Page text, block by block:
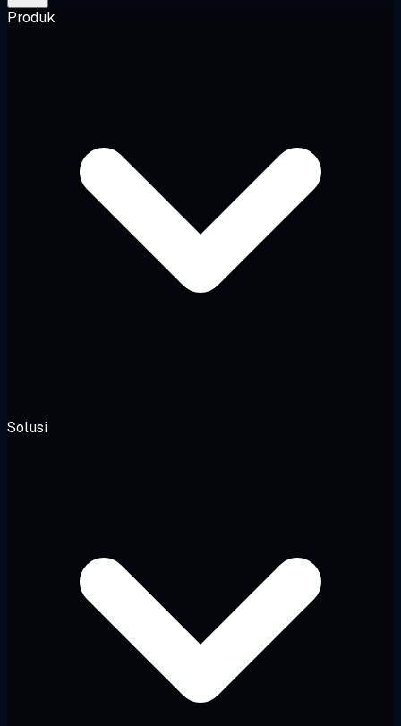
Produk
Solusi